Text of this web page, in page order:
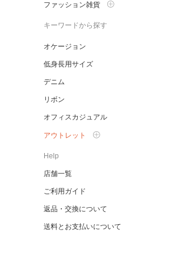
ファッション雑貨
キーワードから探す
オケージョン
低身長用サイズ
デニム
リボン
オフィスカジュアル
アウトレット
Help
店舗一覧
ご利用ガイド
返品・交換について
送料とお支払いについて